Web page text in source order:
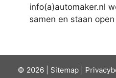
info(a)automaker.nl
samen en staan
© 2026 | Sitemap|